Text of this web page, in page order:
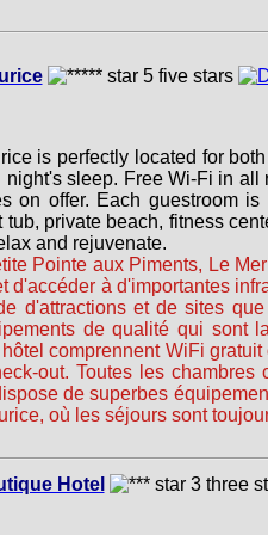
is perfectly located for
sleep. Free Wi-Fi in
on offer. Each guestroom
tub, private beach, fitness
and rejuvenate.
Pointe aux Piments, Le
d'accéder à d'importantes
d'attractions et de sites
de qualité qui sont
comprennent WiFi
out. Toutes les
de superbes
où les séjours sont
Hotel